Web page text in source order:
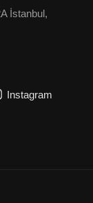
İstanbul,
Instagram